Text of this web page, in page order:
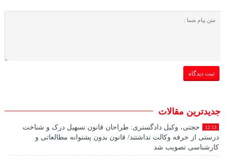
جدیدترین مقالات
12:13
حجتی، وکیل دادگستری: طراحان قانون تسهیل درک و شناخت
درستی از حرفه وکالت نداشتند/ قانون بدون پشتوانه مطالعاتی و
کارشناسی تصویب شد